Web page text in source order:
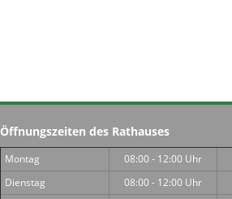
Öffnungszeiten des Rathauses
Montag 08:00 - 12:00 Uhr
Dienstag
08:00 - 12:00 Uhr